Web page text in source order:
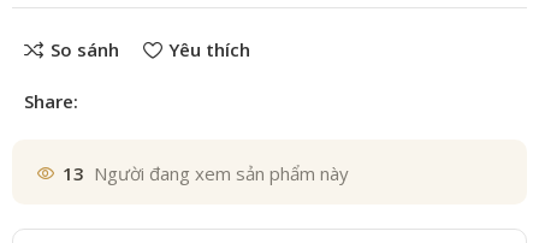
So sánh Yêu thích
Share:
13 Người đang xem sản phẩm này